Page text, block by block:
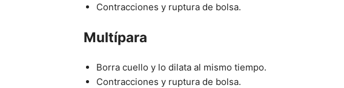
Contracciones y ruptura de bolsa.
Multípara
Borra cuello y lo dilata al mismo tiempo.
Contracciones y ruptura de bolsa.